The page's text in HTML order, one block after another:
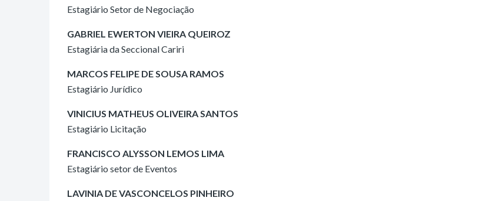
Estagiário Setor de Negociação
GABRIEL EWERTON VIEIRA QUEIROZ
Estagiária da Seccional Cariri
MARCOS FELIPE DE SOUSA RAMOS
Estagiário Jurídico
VINICIUS MATHEUS OLIVEIRA SANTOS
Estagiário Licitação
FRANCISCO ALYSSON LEMOS LIMA
Estagiário setor de Eventos
LAVINIA DE VASCONCELOS PINHEIRO